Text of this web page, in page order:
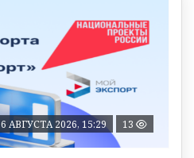
6 АВГУСТА 2026, 15:29 13